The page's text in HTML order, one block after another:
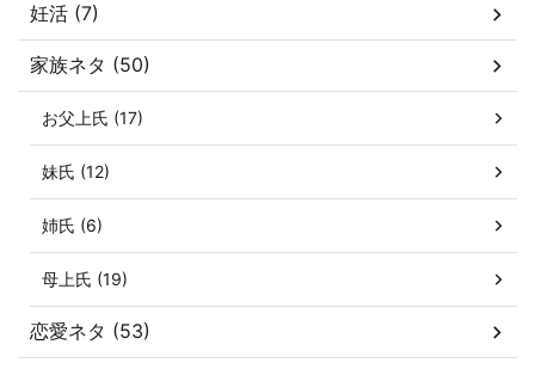
妊活 (7)
家族ネタ (50)
お父上氏 (17)
妹氏 (12)
姉氏 (6)
母上氏 (19)
恋愛ネタ (53)